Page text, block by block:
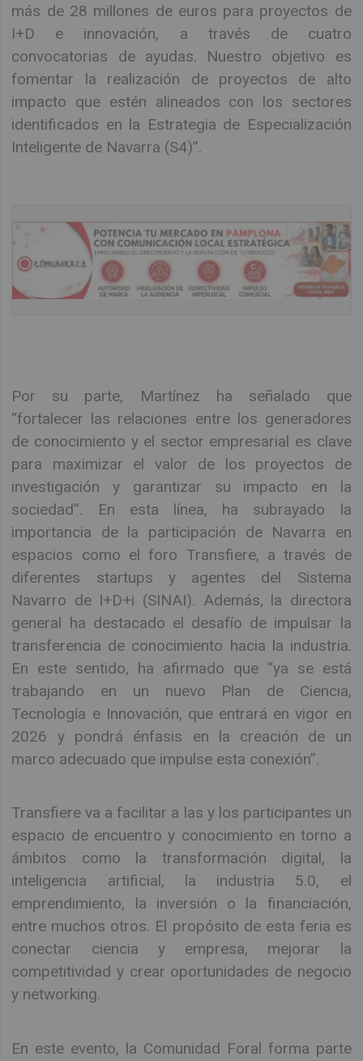
más de 28 millones de euros para proyectos de
I+D e innovación, a través de cuatro
convocatorias de ayudas. Nuestro objetivo es
fomentar la realización de proyectos de alto
impacto que estén alineados con los sectores
identificados en la Estrategia de Especialización
Inteligente de Navarra (S4)”.
Por su parte, Martínez ha señalado que
“fortalecer las relaciones entre los generadores
de conocimiento y el sector empresarial es clave
para maximizar el valor de los proyectos de
investigación y garantizar su impacto en la
sociedad”. En esta línea, ha subrayado la
importancia de la participación de Navarra en
espacios como el foro Transfiere, a través de
diferentes startups y agentes del Sistema
Navarro de I+D+i (SINAI). Además, la directora
general ha destacado el desafío de impulsar la
transferencia de conocimiento hacia la industria.
En este sentido, ha afirmado que “ya se está
trabajando en un nuevo Plan de Ciencia,
Tecnología e Innovación, que entrará en vigor en
2026 y pondrá énfasis en la creación de un
marco adecuado que impulse esta conexión”.
Transfiere va a facilitar a las y los participantes un
espacio de encuentro y conocimiento en torno a
ámbitos como la transformación digital, la
inteligencia artificial, la industria 5.0, el
emprendimiento, la inversión o la financiación,
entre muchos otros. El propósito de esta feria es
conectar ciencia y empresa, mejorar la
competitividad y crear oportunidades de negocio
y networking.
En este evento, la Comunidad Foral forma parte